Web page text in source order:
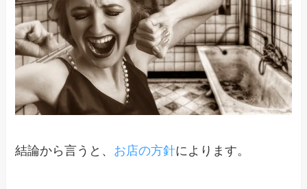
結論から言うと、 お店の方針によります。